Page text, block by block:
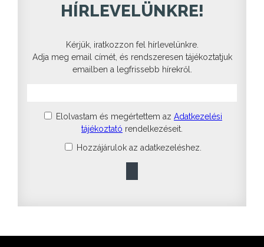
HÍRLEVELÜNKRE!
Kérjük, iratkozzon fel hírlevelünkre.
Adja meg email címét, és rendszeresen tájékoztatjuk
emailben a legfrissebb hírekről.
Elolvastam és megértettem az Adatkezelési
tájékoztató rendelkezéseit.
Hozzájárulok az adatkezeléshez.